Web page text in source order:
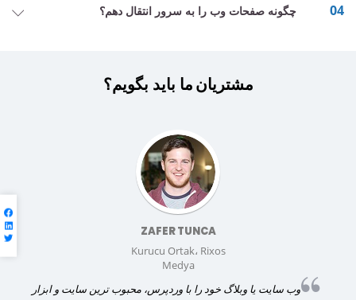
04 چگونه صفحات وب را به سرور انتقال دهم؟
مشتریانما باید بگویم؟
ZAFER TUNCA
Kurucu Ortak، Rixos
Medya
وب سایت یا وبلاگ خود را با وردپرس، محبوب ترین سایت و ابزار